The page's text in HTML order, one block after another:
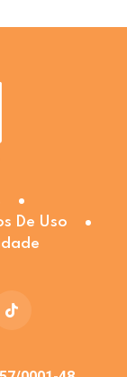
De Uso